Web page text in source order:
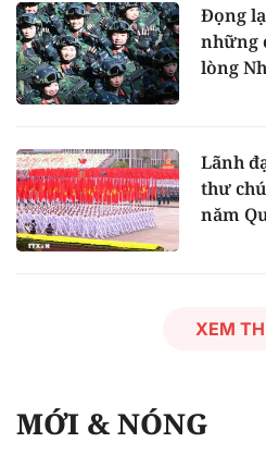
Đọng
những
lòng
Lãnh
thư
năm
XEM
MỚI & NÓNG